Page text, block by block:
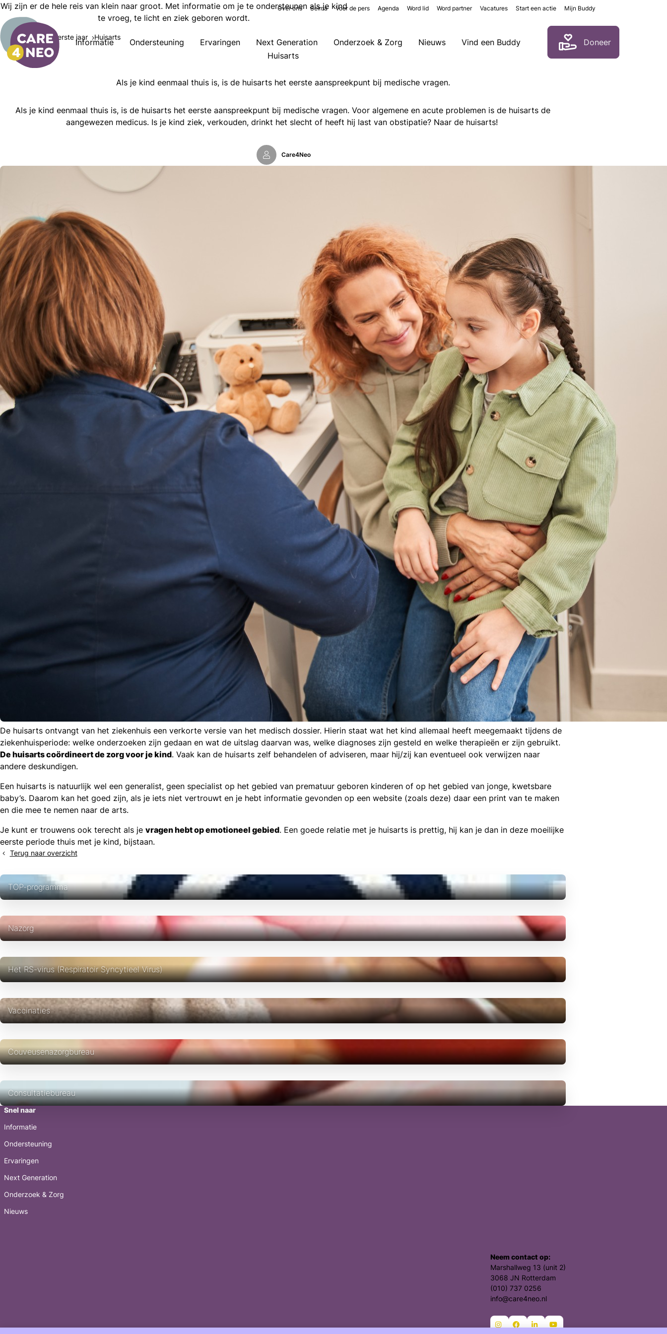
Informatie Ondersteuning Ervaringen Next Generation Onderzoek & Zorg Nieuws Vind een Buddy Doneer
Over ons Selma Voor de pers Agenda Word lid Word partner Vacatures Start een actie Mijn Buddy
Wij zijn er de hele reis van klein naar groot. Met informatie om je te ondersteunen als je kind
te vroeg, te licht en ziek geboren wordt.
Informatie Eerste jaar Huisarts
Huisarts
Als je kind eenmaal thuis is, is de huisarts het eerste aanspreekpunt bij medische vragen.
Als je kind eenmaal thuis is, is de huisarts het eerste aanspreekpunt bij medische vragen. Voor algemene en acute problemen is de huisarts de
aangewezen medicus. Is je kind ziek, verkouden, drinkt het slecht of heeft hij last van obstipatie? Naar de huisarts!
Care4Neo
De huisarts ontvangt van het ziekenhuis een verkorte versie van het medisch dossier. Hierin staat wat het kind allemaal heeft meegemaakt tijdens de
ziekenhuisperiode: welke onderzoeken zijn gedaan en wat de uitslag daarvan was, welke diagnoses zijn gesteld en welke therapieën er zijn gebruikt.
De huisarts coördineert de zorg voor je kind. Vaak kan de huisarts zelf behandelen of adviseren, maar hij/zij kan eventueel ook verwijzen naar
andere deskundigen.
Een huisarts is natuurlijk wel een generalist, geen specialist op het gebied van prematuur geboren kinderen of op het gebied van jonge, kwetsbare
baby’s. Daarom kan het goed zijn, als je iets niet vertrouwt en je hebt informatie gevonden op een website (zoals deze) daar een print van te maken
en die mee te nemen naar de arts.
Je kunt er trouwens ook terecht als je vragen hebt op emotioneel gebied. Een goede relatie met je huisarts is prettig, hij kan je dan in deze moeilijke
eerste periode thuis met je kind, bijstaan.
Terug naar overzicht
TOP-programma
Nazorg
Het RS-virus (Respiratoir Syncytieel Virus)
Vaccinaties
Couveusenazorgbureau
Consultatiebureau
Snel naar
Informatie
Ondersteuning
Ervaringen
Next Generation
Onderzoek & Zorg
Nieuws
Neem contact op:
Marshallweg 13 (unit 2)
3068 JN Rotterdam
(010) 737 0256
info@care4neo.nl